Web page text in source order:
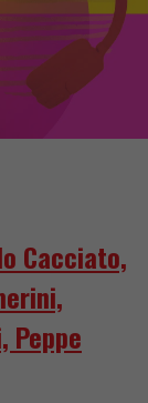
Cacciato,
Peppe